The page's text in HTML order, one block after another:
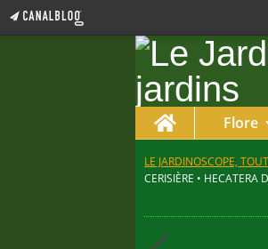
Home Flore
LE JARDINOSCOPE,
CERISIÈRE • HECATERA